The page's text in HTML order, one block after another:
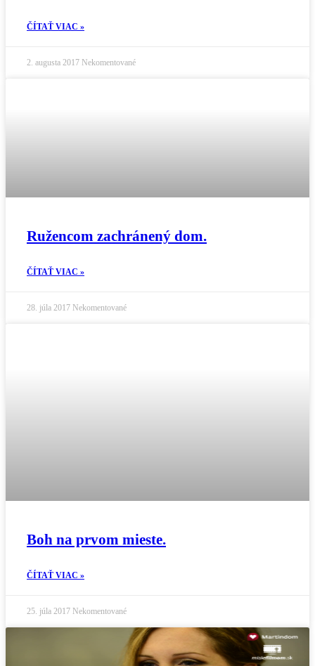
ČÍTAŤ VIAC »
2. augusta 2017 Nekomentované
Ružencom zachránený dom.
ČÍTAŤ VIAC »
28. júla 2017 Nekomentované
Boh na prvom mieste.
ČÍTAŤ VIAC »
25. júla 2017 Nekomentované